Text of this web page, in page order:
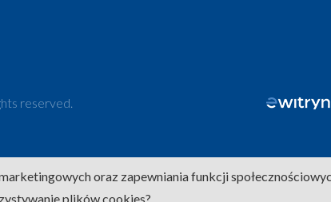
reserved.
oraz zapewniania funkcji
plików cookies?